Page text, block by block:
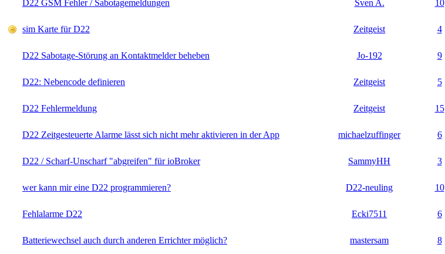
D22 GSM Fehler / Sabotagemeldungen Sven A. 10
sim Karte für D22 Zeitgeist 4
D22 Sabotage-Störung an Kontaktmelder beheben Jo-192 9
D22: Nebencode definieren Zeitgeist 5
D22 Fehlermeldung Zeitgeist 15
D22 Zeitgesteuerte Alarme lässt sich nicht mehr aktivieren in der App michaelzuffinger 6
D22 / Scharf-Unscharf "abgreifen" für ioBroker SammyHH 3
wer kann mir eine D22 programmieren? D22-neuling 10
Fehlalarme D22 Ecki7511 6
Batteriewechsel auch durch anderen Errichter möglich? mastersam 8